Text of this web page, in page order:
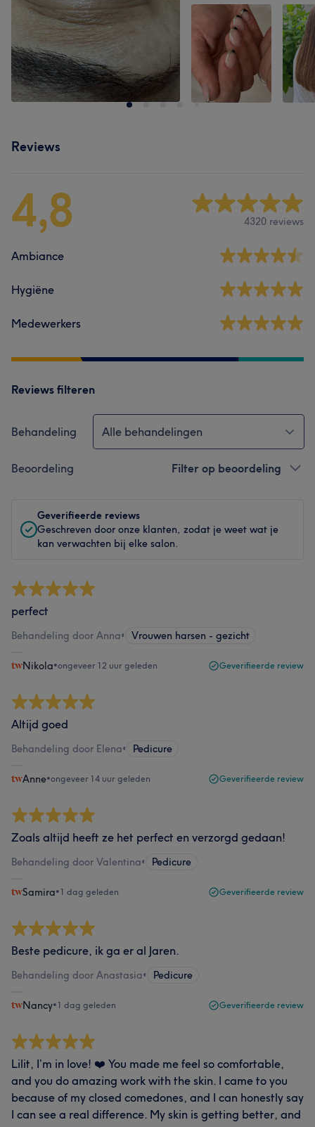
Reviews
4,8 4320 reviews
Ambiance
Hygiëne
Medewerkers
Reviews filteren
Behandeling Alle behandelingen
Beoordeling Filter op beoordeling
Geverifieerde reviews
Geschreven door onze klanten, zodat je weet wat je
kan verwachten bij elke salon.
perfect
Behandeling door Anna• Vrouwen harsen - gezicht
Nikola•ongeveer 12 uur geleden Geverifieerde review
Altijd goed
Behandeling door Elena• Pedicure
Anne•ongeveer 14 uur geleden Geverifieerde review
Zoals altijd heeft ze het perfect en verzorgd gedaan!
Behandeling door Valentina• Pedicure
Samira•1 dag geleden Geverifieerde review
Beste pedicure, ik ga er al Jaren.
Behandeling door Anastasia• Pedicure
Nancy•1 dag geleden Geverifieerde review
Lilit, I’m in love! ❤️ You made me feel so comfortable,
and you do amazing work with the skin. I came to you
because of my closed comedones, and I can honestly say
I can see a real difference. My skin is getting better, and